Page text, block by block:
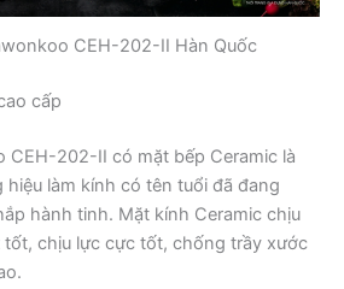
CEH-202-II Hàn Quốc
cấp
CEH-202-II có mặt bếp Ceramic là
làm kính có tên tuổi đã đang
hành tinh. Mặt kính Ceramic chịu
chịu lực cực tốt, chống trầy xước